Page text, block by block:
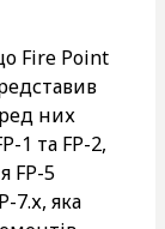
Fire Point
них
1 та FP-2,
FP-5
7.х, яка